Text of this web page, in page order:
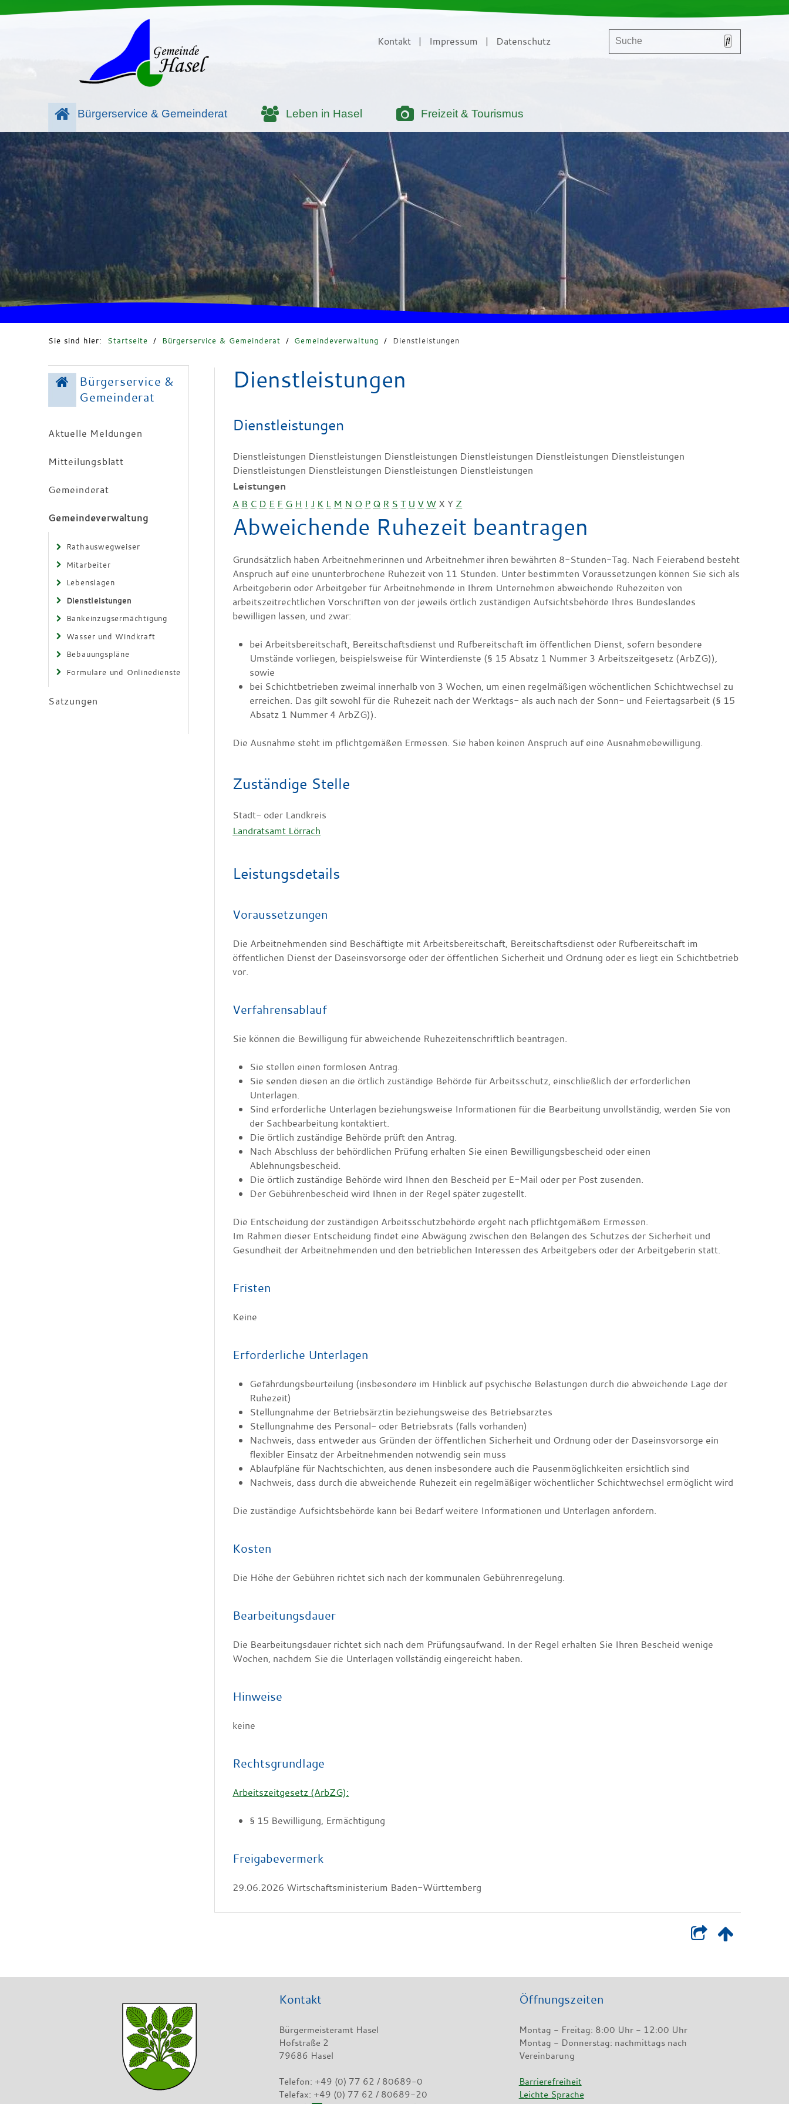
Kontakt | Impressum | Datenschutz
Bürgerservice & Gemeinderat Leben in Hasel Freizeit & Tourismus
Sie sind hier: Startseite / Bürgerservice & Gemeinderat / Gemeindeverwaltung / Dienstleistungen
Bürgerservice &
Gemeinderat
Aktuelle Meldungen
Mitteilungsblatt
Gemeinderat
Gemeindeverwaltung
Rathauswegweiser
Mitarbeiter
Lebenslagen
Dienstleistungen
Bankeinzugsermächtigung
Wasser und Windkraft
Bebauungspläne
Formulare und Onlinedienste
Satzungen
Dienstleistungen
Dienstleistungen
Dienstleistungen Dienstleistungen Dienstleistungen Dienstleistungen Dienstleistungen Dienstleistungen
Dienstleistungen Dienstleistungen Dienstleistungen Dienstleistungen
Leistungen
A B C D E F G H I J K L M N O P Q R S T U V W X Y Z
Abweichende Ruhezeit beantragen
Grundsätzlich haben Arbeitnehmerinnen und Arbeitnehmer ihren bewährten 8-Stunden-Tag. Nach Feierabend besteht
Anspruch auf eine ununterbrochene Ruhezeit von 11 Stunden. Unter bestimmten Voraussetzungen können Sie sich als
Arbeitgeberin oder Arbeitgeber für Arbeitnehmende in Ihrem Unternehmen abweichende Ruhezeiten von
arbeitszeitrechtlichen Vorschriften von der jeweils örtlich zuständigen Aufsichtsbehörde Ihres Bundeslandes
bewilligen lassen, und zwar:
bei Arbeitsbereitschaft, Bereitschaftsdienst und Rufbereitschaft im öffentlichen Dienst, sofern besondere
Umstände vorliegen, beispielsweise für Winterdienste (§ 15 Absatz 1 Nummer 3 Arbeitszeitgesetz (ArbZG)),
sowie
bei Schichtbetrieben zweimal innerhalb von 3 Wochen, um einen regelmäßigen wöchentlichen Schichtwechsel zu
erreichen. Das gilt sowohl für die Ruhezeit nach der Werktags- als auch nach der Sonn- und Feiertagsarbeit (§ 15
Absatz 1 Nummer 4 ArbZG)).
Die Ausnahme steht im pflichtgemäßen Ermessen. Sie haben keinen Anspruch auf eine Ausnahmebewilligung.
Zuständige Stelle
Stadt- oder Landkreis
Landratsamt Lörrach
Leistungsdetails
Voraussetzungen
Die Arbeitnehmenden sind Beschäftigte mit Arbeitsbereitschaft, Bereitschaftsdienst oder Rufbereitschaft im
öffentlichen Dienst der Daseinsvorsorge oder der öffentlichen Sicherheit und Ordnung oder es liegt ein Schichtbetrieb
vor.
Verfahrensablauf
Sie können die Bewilligung für abweichende Ruhezeitenschriftlich beantragen.
Sie stellen einen formlosen Antrag.
Sie senden diesen an die örtlich zuständige Behörde für Arbeitsschutz, einschließlich der erforderlichen
Unterlagen.
Sind erforderliche Unterlagen beziehungsweise Informationen für die Bearbeitung unvollständig, werden Sie von
der Sachbearbeitung kontaktiert.
Die örtlich zuständige Behörde prüft den Antrag.
Nach Abschluss der behördlichen Prüfung erhalten Sie einen Bewilligungsbescheid oder einen
Ablehnungsbescheid.
Die örtlich zuständige Behörde wird Ihnen den Bescheid per E-Mail oder per Post zusenden.
Der Gebührenbescheid wird Ihnen in der Regel später zugestellt.
Die Entscheidung der zuständigen Arbeitsschutzbehörde ergeht nach pflichtgemäßem Ermessen.
Im Rahmen dieser Entscheidung findet eine Abwägung zwischen den Belangen des Schutzes der Sicherheit und
Gesundheit der Arbeitnehmenden und den betrieblichen Interessen des Arbeitgebers oder der Arbeitgeberin statt.
Fristen
Keine
Erforderliche Unterlagen
Gefährdungsbeurteilung (insbesondere im Hinblick auf psychische Belastungen durch die abweichende Lage der
Ruhezeit)
Stellungnahme der Betriebsärztin beziehungsweise des Betriebsarztes
Stellungnahme des Personal- oder Betriebsrats (falls vorhanden)
Nachweis, dass entweder aus Gründen der öffentlichen Sicherheit und Ordnung oder der Daseinsvorsorge ein
flexibler Einsatz der Arbeitnehmenden notwendig sein muss
Ablaufpläne für Nachtschichten, aus denen insbesondere auch die Pausenmöglichkeiten ersichtlich sind
Nachweis, dass durch die abweichende Ruhezeit ein regelmäßiger wöchentlicher Schichtwechsel ermöglicht wird
Die zuständige Aufsichtsbehörde kann bei Bedarf weitere Informationen und Unterlagen anfordern.
Kosten
Die Höhe der Gebühren richtet sich nach der kommunalen Gebührenregelung.
Bearbeitungsdauer
Die Bearbeitungsdauer richtet sich nach dem Prüfungsaufwand. In der Regel erhalten Sie Ihren Bescheid wenige
Wochen, nachdem Sie die Unterlagen vollständig eingereicht haben.
Hinweise
keine
Rechtsgrundlage
Arbeitszeitgesetz (ArbZG):
§ 15 Bewilligung, Ermächtigung
Freigabevermerk
29.06.2026 Wirtschaftsministerium Baden-Württemberg
Kontakt
Bürgermeisteramt Hasel
Hofstraße 2
79686 Hasel
Telefon: +49 (0) 77 62 / 80689-0
Telefax: +49 (0) 77 62 / 80689-20
Öffnungszeiten
Montag - Freitag: 8:00 Uhr - 12:00 Uhr
Montag - Donnerstag: nachmittags nach
Vereinbarung
Barrierefreiheit
Leichte Sprache